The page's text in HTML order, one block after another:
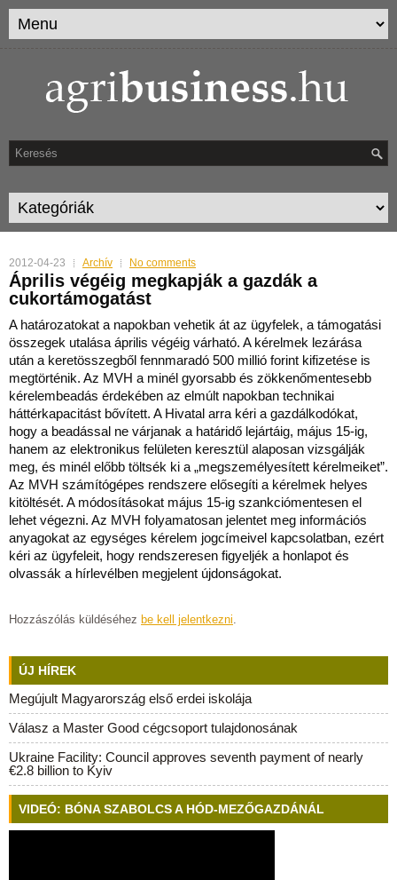
2012-04-23 Archív No comments
Április végéig megkapják a gazdák a
cukortámogatást
A határozatokat a napokban vehetik át az ügyfelek, a támogatási
összegek utalása április végéig várható. A kérelmek lezárása
után a keretösszegből fennmaradó 500 millió forint kifizetése is
megtörténik. Az MVH a minél gyorsabb és zökkenőmentesebb
kérelembeadás érdekében az elmúlt napokban technikai
háttérkapacitást bővített. A Hivatal arra kéri a gazdálkodókat,
hogy a beadással ne várjanak a határidő lejártáig, május 15-ig,
hanem az elektronikus felületen keresztül alaposan vizsgálják
meg, és minél előbb töltsék ki a „megszemélyesített kérelmeiket”.
Az MVH számítógépes rendszere elősegíti a kérelmek helyes
kitöltését. A módosításokat május 15-ig szankciómentesen el
lehet végezni. Az MVH folyamatosan jelentet meg információs
anyagokat az egységes kérelem jogcímeivel kapcsolatban, ezért
kéri az ügyfeleit, hogy rendszeresen figyeljék a honlapot és
olvassák a hírlevélben megjelent újdonságokat.
Hozzászólás küldéséhez be kell jelentkezni.
ÚJ HÍREK
Megújult Magyarország első erdei iskolája
Válasz a Master Good cégcsoport tulajdonosának
Ukraine Facility: Council approves seventh payment of nearly
€2.8 billion to Kyiv
VIDEÓ: BÓNA SZABOLCS A HÓD-MEZŐGAZDÁNÁL